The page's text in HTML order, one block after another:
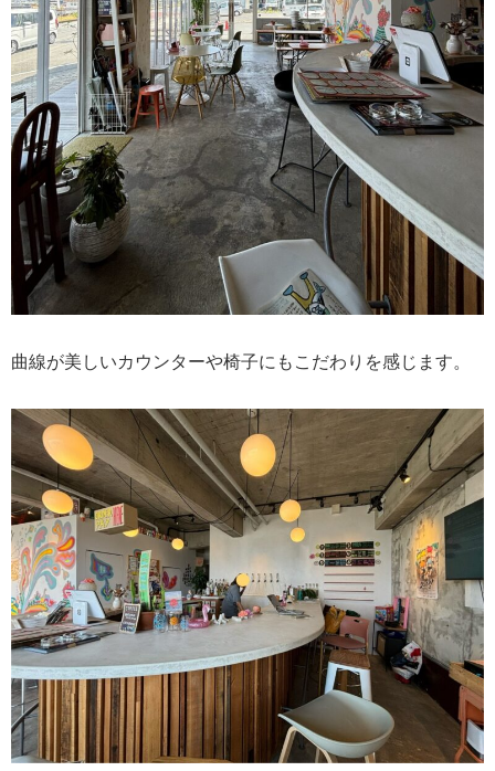
曲線が美しいカウンターや椅子にもこだわりを感じます。